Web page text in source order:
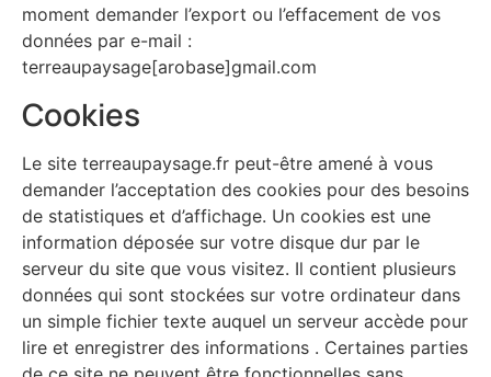
moment demander l’export ou l’effacement de vos
données par e-mail :
terreaupaysage[arobase]gmail.com
Cookies
Le site terreaupaysage.fr peut-être amené à vous
demander l’acceptation des cookies pour des besoins
de statistiques et d’affichage. Un cookies est une
information déposée sur votre disque dur par le
serveur du site que vous visitez. Il contient plusieurs
données qui sont stockées sur votre ordinateur dans
un simple fichier texte auquel un serveur accède pour
lire et enregistrer des informations . Certaines parties